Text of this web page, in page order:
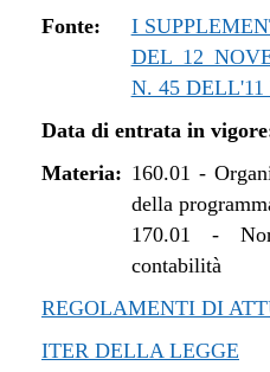
dal 29/03/2018 al 07/11/
dal 10/08/2017 al 28/03/
dal 01/06/2017 al 09/08/
dal 13/08/2016 al 08/01/
dal 13/01/2016 al 12/08/
dal 13/11/2015 al 12/01/
Fonte:
I
DEL 12
N. 45
Data di entrata in
Materia: 160.01 -
della
170.01 -
contabilità
REGOLAMENTI DI
ITER DELLA LEGGE